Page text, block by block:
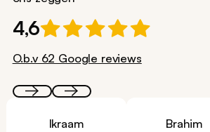
4,6
O.b.v 62 Google reviews
Ikraam
Brahim